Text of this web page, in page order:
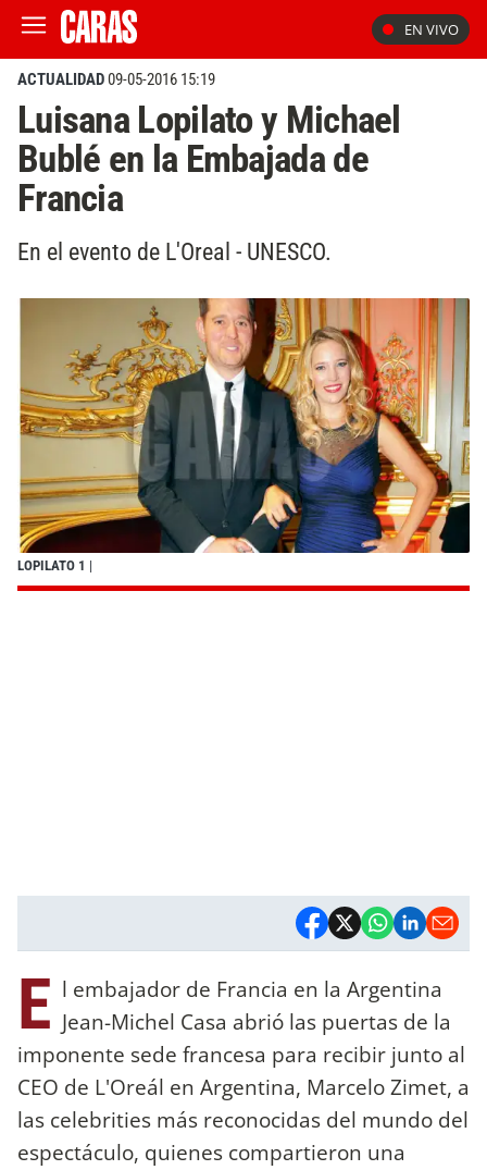
EN VIVO
ACTUALIDAD09-05-2016 15:19
Luisana Lopilato y Michael
Bublé en la Embajada de
Francia
En el evento de L'Oreal - UNESCO.
LOPILATO 1 |
E l embajador de Francia en la Argentina
Jean-Michel Casa abrió las puertas de la
imponente sede francesa para recibir junto al
CEO de L'Oreál en Argentina, Marcelo Zimet, a
las celebrities más reconocidas del mundo del
espectáculo, quienes compartieron una